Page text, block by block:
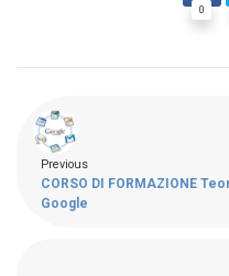
0
Previous
CORSO DI FORMAZIONE
Google